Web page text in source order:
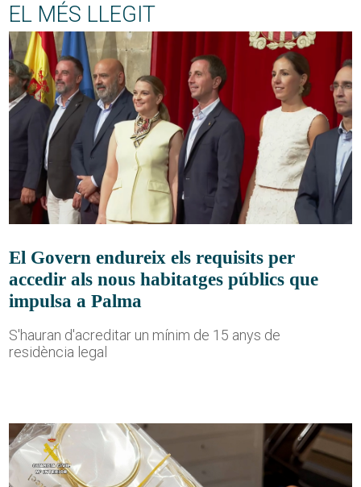
EL MÉS LLEGIT
El Govern endureix els requisits per
accedir als nous habitatges públics que
impulsa a Palma
S'hauran d'acreditar un mínim de 15 anys de
residència legal